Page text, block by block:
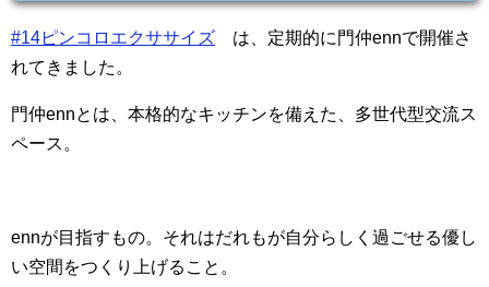
#14ピンコロエクササイズ は、定期的に門仲ennで開催さ
れてきました。
門仲ennとは、本格的なキッチンを備えた、多世代型交流ス
ペース。
ennが目指すもの。それはだれもが自分らしく過ごせる優し
い空間をつくり上げること。